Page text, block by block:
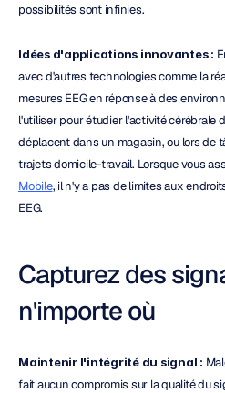
possibilités sont infinies.
Idées d'applications innovantes :
avec d'autres technologies comme la
mesures EEG en réponse à des
l'utiliser pour étudier l'activité cérébrale
déplacent dans un magasin, ou lors de
trajets domicile-travail. Lorsque vous
Mobile, il n'y a pas de limites aux
EEG.
Capturez des
n'importe où
Maintenir l'intégrité du signal :
fait aucun compromis sur la qualité du